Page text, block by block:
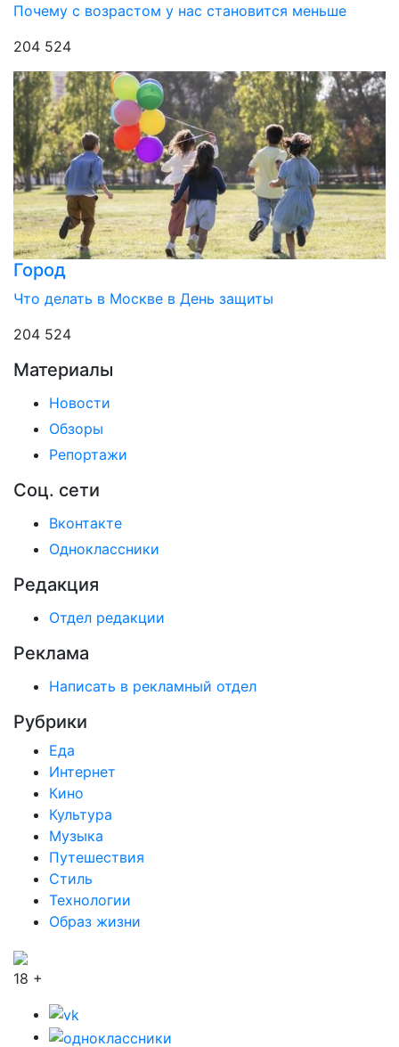
Почему с возрастом у нас становится меньше
204 524
Город
Что делать в Москве в День защиты
204 524
Материалы
Новости
Обзоры
Репортажи
Соц. сети
Вконтакте
Одноклассники
Редакция
Отдел редакции
Реклама
Написать в рекламный отдел
Рубрики
Еда
Интернет
Кино
Культура
Музыка
Путешествия
Стиль
Технологии
Образ жизни
18 +